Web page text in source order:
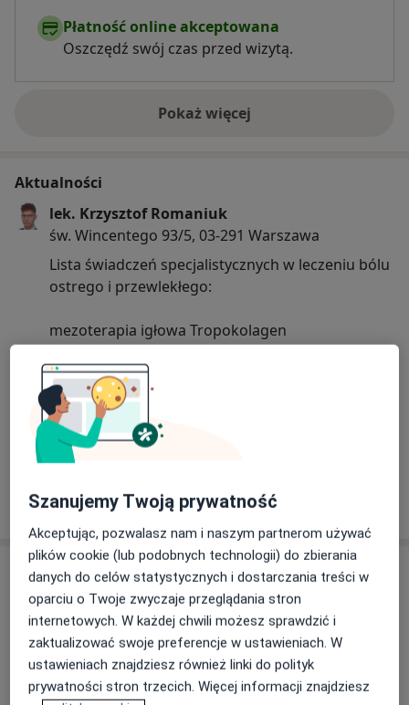
Płatność online akceptowana
Oszczędź swój czas przed wizytą.
Pokaż więcejo doświadczeniu
Aktualności
lek. Krzysztof Romaniuk
św. Wincentego 93/5, 03-291 Warszawa
Lista świadczeń specjalistycznych w leczeniu bólu
ostrego i przewlekłego:
mezoterapia igłowa Tropokolagen
iniekcje z kwasu hialuronowego,
Cellular Matrix – kwas hialuronowy z osoczem,
KioMedine płynny implant na chorobę
zwyrodnienia stawów kolanowych,
Synolis VA kwas hialuronowy z sorbitolem,
Dowiedz się więcej
14/06/2026
Usługi i ceny
Konsultacja ortopedyczna
300 zł Szczegóły Umów wizytę
Blokady przeciwbólowe
Umów wizytę
Szanujemy Twoją prywatność
Akceptując, pozwalasz nam i naszym partnerom używać
plików cookie (lub podobnych technologii) do zbierania
danych do celów statystycznych i dostarczania treści w
oparciu o Twoje zwyczaje przeglądania stron
internetowych. W każdej chwili możesz sprawdzić i
zaktualizować swoje preferencje w ustawieniach. W
ustawieniach znajdziesz również linki do polityk
prywatności stron trzecich. Więcej informacji znajdziesz